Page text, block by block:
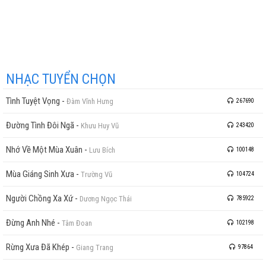
NHẠC TUYỂN CHỌN
Tình Tuyệt Vọng - Đàm Vĩnh Hưng 267690
Đường Tình Đôi Ngã - Khưu Huy Vũ 243420
Nhớ Về Một Mùa Xuân - Lưu Bích 100148
Mùa Giáng Sinh Xưa - Trường Vũ 104724
Người Chồng Xa Xứ - Dương Ngọc Thái 785922
Đừng Anh Nhé - Tâm Đoan 102198
Rừng Xưa Đã Khép - Giang Trang 97864